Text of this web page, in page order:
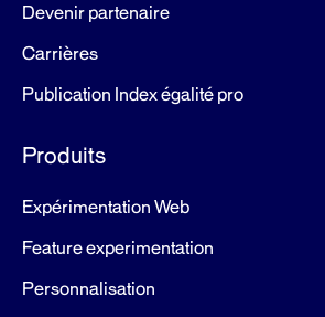
Devenir partenaire
Carrières
Publication Index égalité pro
Produits
Expérimentation Web
Feature experimentation
Personnalisation